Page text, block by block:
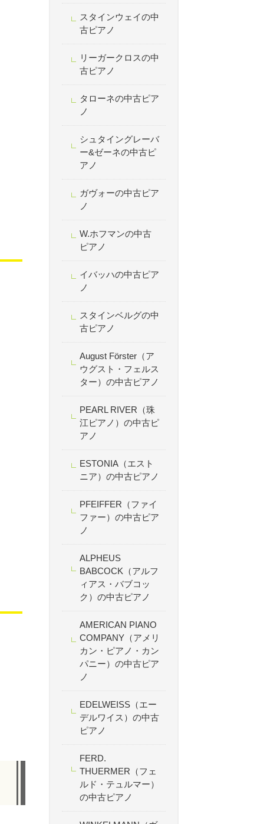
スタインウェイの中
古ピアノ
リーガークロスの中
古ピアノ
タローネの中古ピア
ノ
シュタイングレーバ
ー&ゼーネの中古ピ
アノ
ガヴォーの中古ピア
ノ
W.ホフマンの中古
ピアノ
イバッハの中古ピア
ノ
スタインベルグの中
古ピアノ
August Förster（ア
ウグスト・フェルス
ター）の中古ピアノ
PEARL RIVER（珠
江ピアノ）の中古ピ
アノ
ESTONIA（エスト
ニア）の中古ピアノ
PFEIFFER（ファイ
ファー）の中古ピア
ノ
ALPHEUS
BABCOCK（アルフ
ィアス・バブコッ
ク）の中古ピアノ
AMERICAN PIANO
COMPANY（アメリ
カン・ピアノ・カン
パニー）の中古ピア
ノ
EDELWEISS（エー
デルワイス）の中古
ピアノ
FERD.
THUERMER（フェ
ルド・テュルマー）
の中古ピアノ